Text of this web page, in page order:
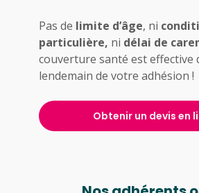
Pas de limite d’âge, ni
particulière, ni délai de
couverture santé est effective
lendemain de votre adhésion !
Obtenir un devis en